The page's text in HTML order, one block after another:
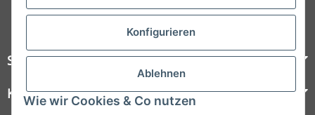
Konfigurieren
Ablehnen
Wie wir Cookies & Co nutzen
Steelboxx
Kundenservice